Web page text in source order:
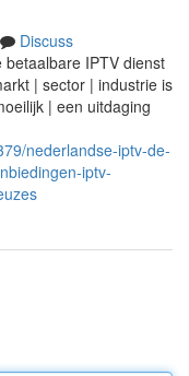
Discuss
IPTV dienst
| sector | industrie is
| een uitdaging
nederlandse-iptv-de-
iptv-